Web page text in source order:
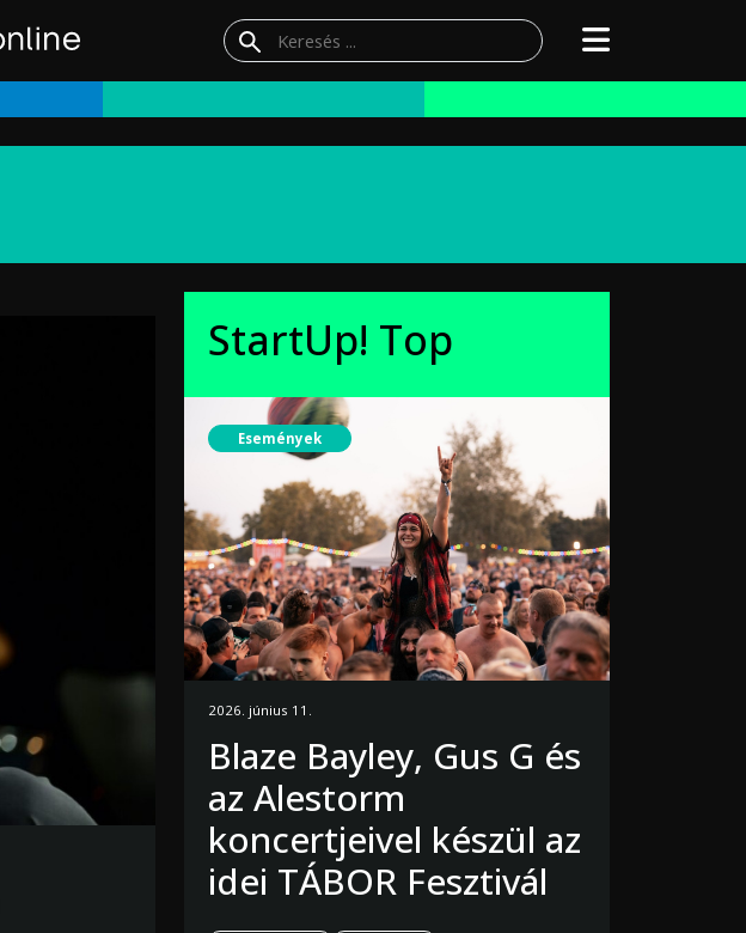
StartUp! Top
Események
2026. június 11.
Blaze Bayley, Gus G és
az Alestorm
koncertjeivel készül az
idei TÁBOR Fesztivál